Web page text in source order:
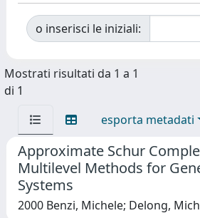
o inserisci le iniziali:
Mostrati risultati da 1 a 1
di 1
esporta metadati
Approximate Schur
Multilevel Methods for
Systems
2000 Benzi, Michele; Delong,